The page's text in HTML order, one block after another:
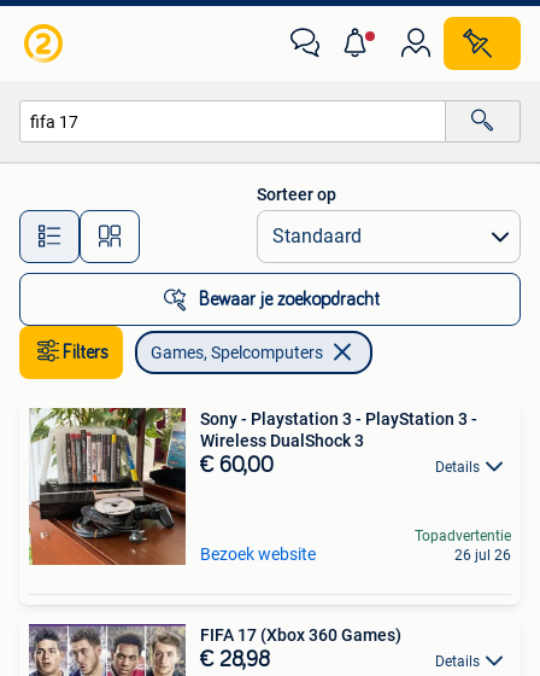
Alle afstanden…
Sorteer op
Bewaar je zoekopdracht
Filters Games, Spelcomputers
Sony - Playstation 3 - PlayStation 3 -
Wireless DualShock 3
€ 60,00 Details
Bezoek website
Topadvertentie
26 jul 26
FIFA 17 (Xbox 360 Games)
€ 28,98 Details